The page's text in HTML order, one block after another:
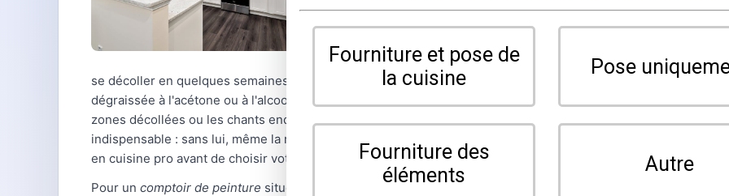
La clé d'un résultat durable réside dans la préparation. Un
se décoller en quelques semaines sous l'effet de l'humidité et des nettoyants alcalins utilisés
dégraissée à l'acétone ou à l'alcool isopropylique, puis poncée avec un papier abrasif grain 120 pour créer
zones décollées ou les chants endommagés doivent être réparés au mastic époxy avant toute application.
indispensable : sans lui, même la meilleure peinture n'adhère pas durablement sur ce type de support non
en cuisine pro avant de choisir votre solution.
Pour un comptoir de peinture situé dans une zone de préparation alimentaire, le choix du produit fini est